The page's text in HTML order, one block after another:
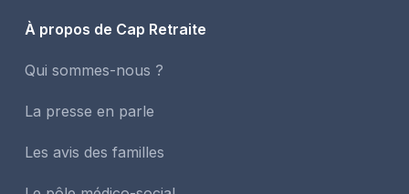
À propos de Cap Retraite
Qui sommes-nous ?
La presse en parle
Les avis des familles